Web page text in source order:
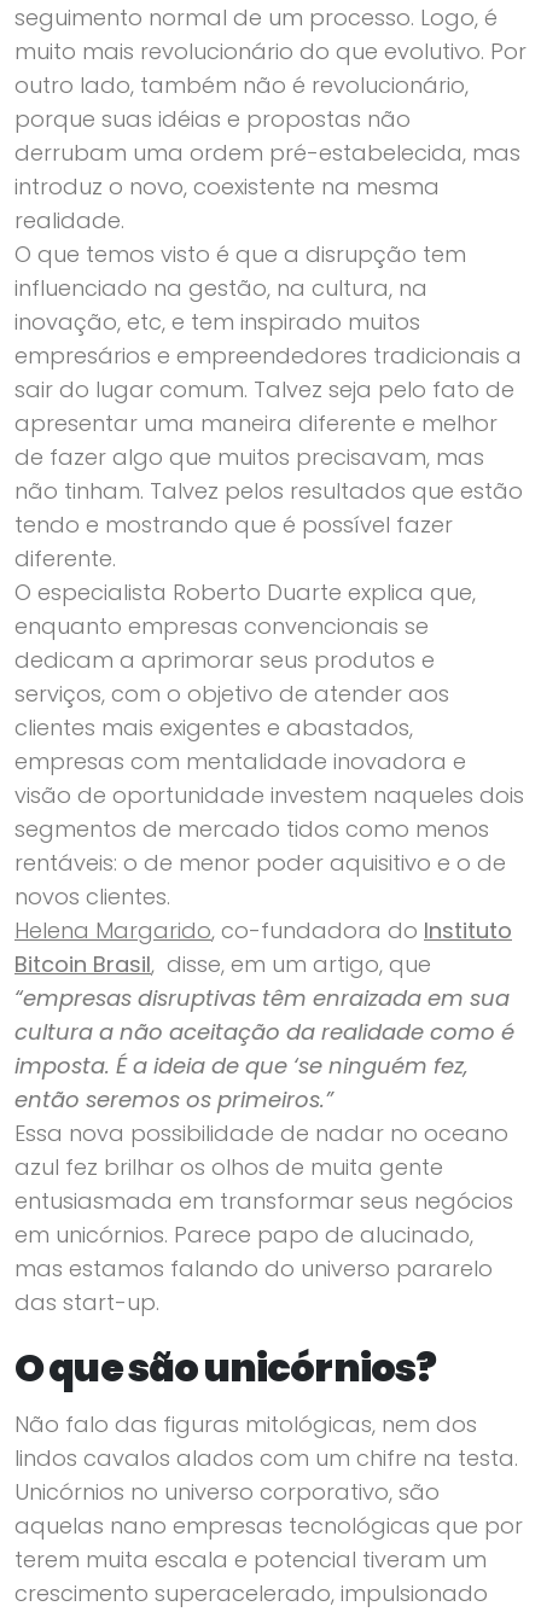
seguimento normal de um processo. Logo, é
muito mais revolucionário do que evolutivo. Por
outro lado, também não é revolucionário,
porque suas idéias e propostas não
derrubam uma ordem pré-estabelecida, mas
introduz o novo, coexistente na mesma
realidade.
O que temos visto é que a disrupção tem
influenciado na gestão, na cultura, na
inovação, etc, e tem inspirado muitos
empresários e empreendedores tradicionais a
sair do lugar comum. Talvez seja pelo fato de
apresentar uma maneira diferente e melhor
de fazer algo que muitos precisavam, mas
não tinham. Talvez pelos resultados que estão
tendo e mostrando que é possível fazer
diferente.
O especialista Roberto Duarte explica que,
enquanto empresas convencionais se
dedicam a aprimorar seus produtos e
serviços, com o objetivo de atender aos
clientes mais exigentes e abastados,
empresas com mentalidade inovadora e
visão de oportunidade investem naqueles dois
segmentos de mercado tidos como menos
rentáveis: o de menor poder aquisitivo e o de
novos clientes.
Helena Margarido, co-fundadora do Instituto
Bitcoin Brasil, disse, em um artigo, que
“empresas disruptivas têm enraizada em sua
cultura a não aceitação da realidade como é
imposta. É a ideia de que ‘se ninguém fez,
então seremos os primeiros.”
Essa nova possibilidade de nadar no oceano
azul fez brilhar os olhos de muita gente
entusiasmada em transformar seus negócios
em unicórnios. Parece papo de alucinado,
mas estamos falando do universo pararelo
das start-up.
O que são unicórnios?
Não falo das figuras mitológicas, nem dos
lindos cavalos alados com um chifre na testa.
Unicórnios no universo corporativo, são
aquelas nano empresas tecnológicas que por
terem muita escala e potencial tiveram um
crescimento superacelerado, impulsionado